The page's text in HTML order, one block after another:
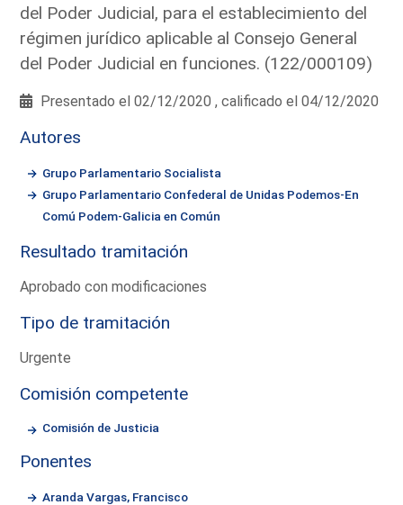
del Poder Judicial, para el establecimiento del
régimen jurídico aplicable al Consejo General
del Poder Judicial en funciones. (122/000109)
Presentado el 02/12/2020 , calificado el 04/12/2020
Autores
Grupo Parlamentario Socialista
Grupo Parlamentario Confederal de Unidas Podemos-En
Comú Podem-Galicia en Común
Resultado tramitación
Aprobado con modificaciones
Tipo de tramitación
Urgente
Comisión competente
Comisión de Justicia
Ponentes
Aranda Vargas, Francisco